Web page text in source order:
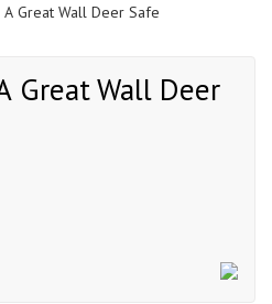
Great Wall Deer